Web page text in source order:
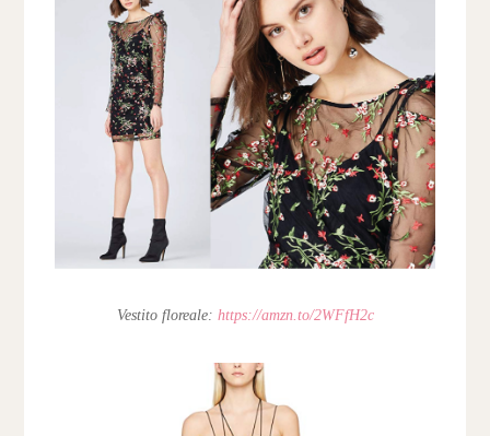
Vestito floreale: https://amzn.to/2WFfH2c